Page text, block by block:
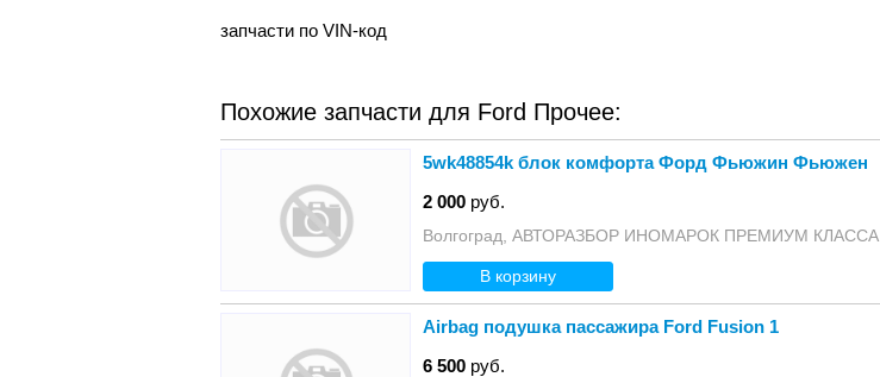
запчасти по VIN-код
Похожие запчасти для Ford Прочее:
5wk48854k блок комфорта Форд Фьюжин Фьюжен
2 000 руб.
Волгоград, АВТОРАЗБОР ИНОМАРОК ПРЕМИУМ КЛАССА
В корзину
Airbag подушка пассажира Ford Fusion 1
6 500 руб.